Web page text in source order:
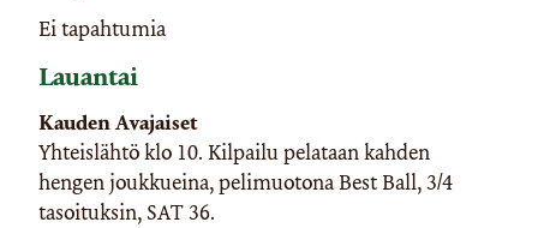
Ei tapahtumia
Lauantai
Kauden Avajaiset
Yhteislähtö klo 10. Kilpailu pelataan kahden
hengen joukkueina, pelimuotona Best Ball, 3/4
tasoituksin, SAT 36.